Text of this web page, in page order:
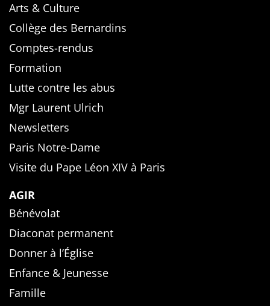
Arts & Culture
Collège des Bernardins
Comptes-rendus
Formation
Lutte contre les abus
Mgr Laurent Ulrich
Newsletters
Paris Notre-Dame
Visite du Pape Léon XIV à Paris
AGIR
Bénévolat
Diaconat permanent
Donner à l’Église
Enfance & Jeunesse
Famille